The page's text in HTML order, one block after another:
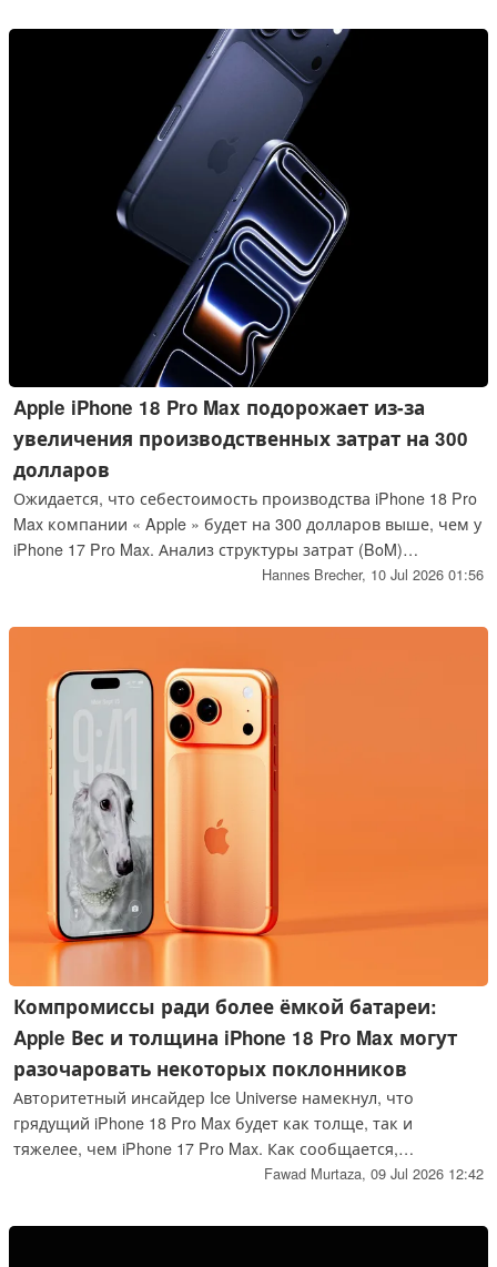
Apple iPhone 18 Pro Max подорожает из-за
увеличения производственных затрат на 300
долларов
Ожидается, что себестоимость производства iPhone 18 Pro
Max компании « Apple » будет на 300 долларов выше, чем у
iPhone 17 Pro Max. Анализ структуры затрат (BoM)
показывает, что затраты компании « Apple » стремительно
повышение цен вряд ли позволит компании сохранить
Hannes Brecher, 10 Jul 2026 01:56
Компромиссы ради более ёмкой батареи:
Apple Вес и толщина iPhone 18 Pro Max могут
разочаровать некоторых поклонников
Авторитетный инсайдер Ice Universe намекнул, что
грядущий iPhone 18 Pro Max будет как толще, так и
тяжелее, чем iPhone 17 Pro Max. Как сообщается,
увеличение веса и толщины iPhone 18 Pro Max обусловлено
Fawad Murtaza, 09 Jul 2026 12:42